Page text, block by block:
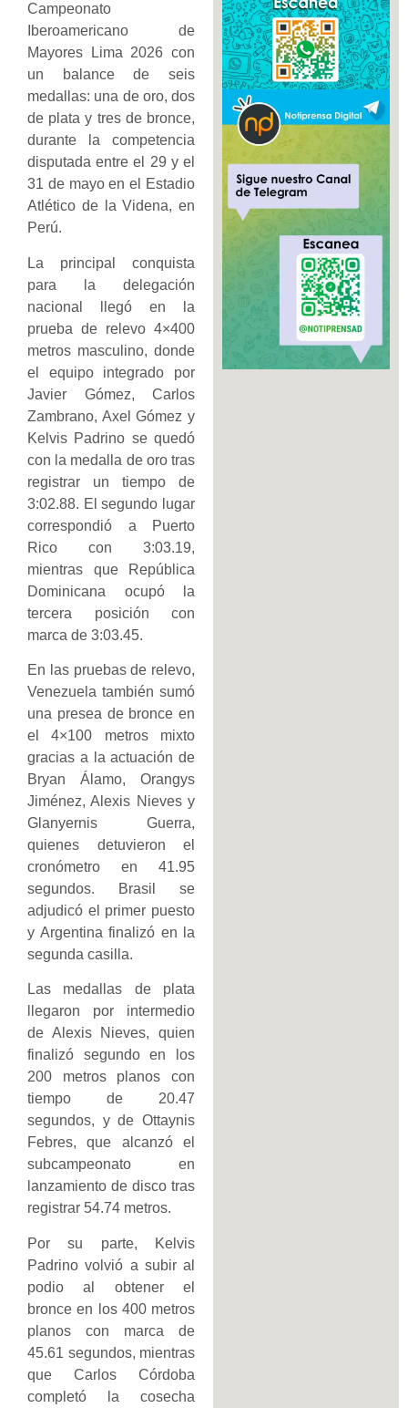
Campeonato
Iberoamericano de
Mayores Lima 2026 con
un balance de seis
medallas: una de oro, dos
de plata y tres de bronce,
durante la competencia
disputada entre el 29 y el
31 de mayo en el Estadio
Atlético de la Videna, en
Perú.
La principal conquista
para la delegación
nacional llegó en la
prueba de relevo 4×400
metros masculino, donde
el equipo integrado por
Javier Gómez, Carlos
Zambrano, Axel Gómez y
Kelvis Padrino se quedó
con la medalla de oro tras
registrar un tiempo de
3:02.88. El segundo lugar
correspondió a Puerto
Rico con 3:03.19,
mientras que República
Dominicana ocupó la
tercera posición con
marca de 3:03.45.
En las pruebas de relevo,
Venezuela también sumó
una presea de bronce en
el 4×100 metros mixto
gracias a la actuación de
Bryan Álamo, Orangys
Jiménez, Alexis Nieves y
Glanyernis Guerra,
quienes detuvieron el
cronómetro en 41.95
segundos. Brasil se
adjudicó el primer puesto
y Argentina finalizó en la
segunda casilla.
Las medallas de plata
llegaron por intermedio
de Alexis Nieves, quien
finalizó segundo en los
200 metros planos con
tiempo de 20.47
segundos, y de Ottaynis
Febres, que alcanzó el
subcampeonato en
lanzamiento de disco tras
registrar 54.74 metros.
Por su parte, Kelvis
Padrino volvió a subir al
podio al obtener el
bronce en los 400 metros
planos con marca de
45.61 segundos, mientras
que Carlos Córdoba
completó la cosecha